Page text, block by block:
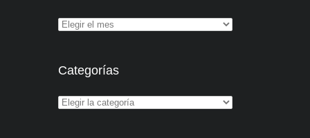
Categorías